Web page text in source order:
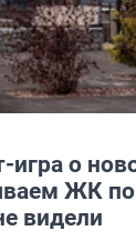
игра о
ЖК
видели